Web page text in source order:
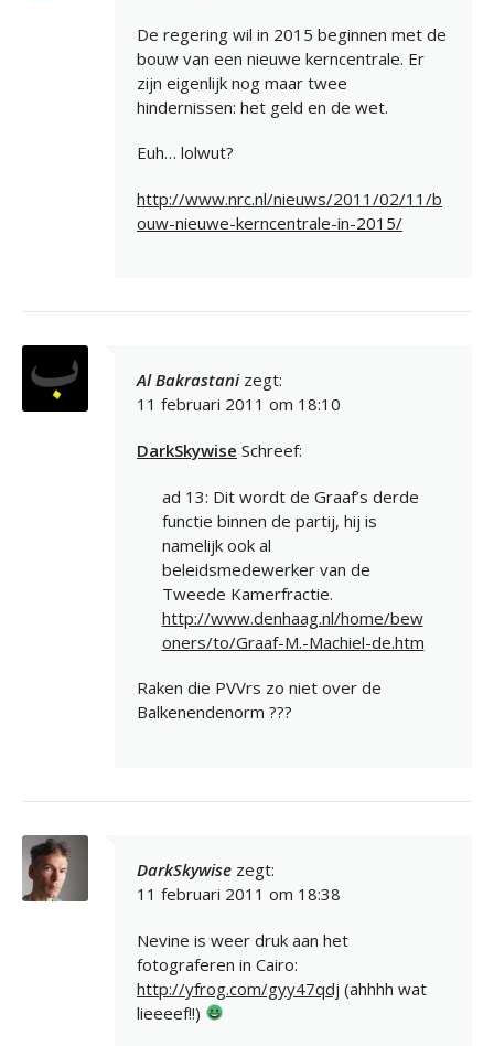
De regering wil in 2015 beginnen met de
bouw van een nieuwe kerncentrale. Er
zijn eigenlijk nog maar twee
hindernissen: het geld en de wet.
Euh… lolwut?
http://www.nrc.nl/nieuws/2011/02/11/b
ouw-nieuwe-kerncentrale-in-2015/
Al Bakrastani zegt:
11 februari 2011 om 18:10
DarkSkywise Schreef:
ad 13: Dit wordt de Graaf’s derde
functie binnen de partij, hij is
namelijk ook al
beleidsmedewerker van de
Tweede Kamerfractie.
http://www.denhaag.nl/home/bew
oners/to/Graaf-M.-Machiel-de.htm
Raken die PVVrs zo niet over de
Balkenendenorm ???
DarkSkywise zegt:
11 februari 2011 om 18:38
Nevine is weer druk aan het
fotograferen in Cairo:
http://yfrog.com/gyy47qdj (ahhhh wat
lieeeef!!)